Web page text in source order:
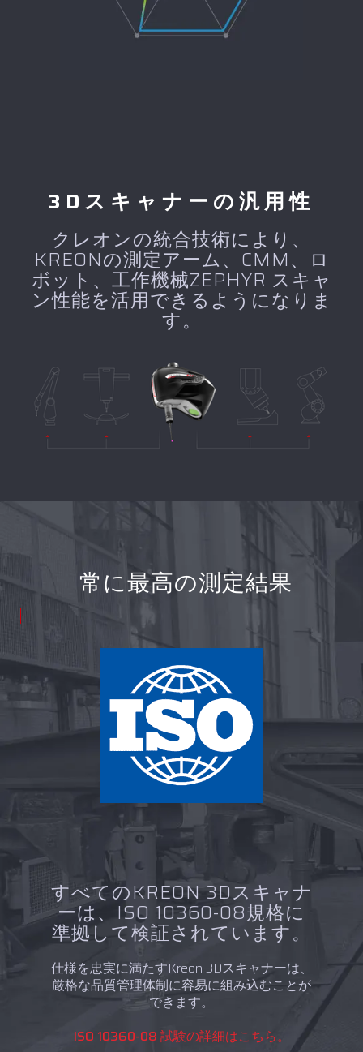
3Dスキャナーの汎用性
クレオンの統合技術により、
KREONの測定アーム、CMM、ロ
ボット、工作機械ZEPHYR スキャ
ン性能を活用できるようになりま
す。
常に最高の測定結果
すべてのKREON 3Dスキャナ
ーは、ISO 10360-08規格に
準拠して検証されています。
仕様を忠実に満たすKreon 3Dスキャナーは、
厳格な品質管理体制に容易に組み込むことが
できます。
ISO 10360-08 試験の詳細はこちら。